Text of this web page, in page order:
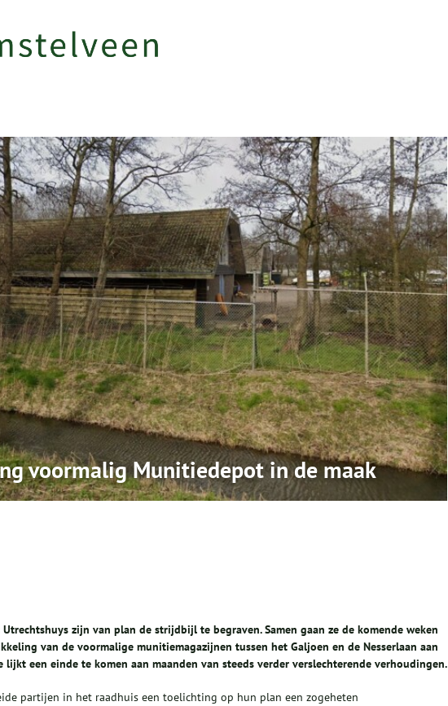
voormalig Munitiedepot in de maak
zijn van plan de strijdbijl te begraven. Samen gaan ze de komende weken
van de voormalige munitiemagazijnen tussen het Galjoen en de Nesserlaan aan
lijkt een einde te komen aan maanden van steeds verder verslechterende verhoudingen.
partijen in het raadhuis een toelichting op hun plan een zogeheten